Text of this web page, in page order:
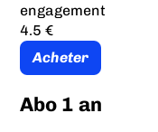
engagement
4.5 €
Acheter
Abo 1 an